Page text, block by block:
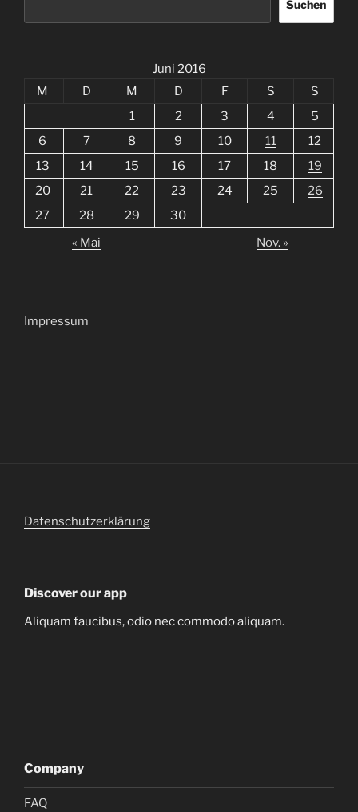
Suchen
Juni 2016
M
D M D F S
S
1
2 3 4
5
6
7 8 9 10 11
12
13
14 15 16 17 18
19
20
21 22 23 24 25
26
27
28 29
30
« Mai
Nov. »
Impressum
Datenschutzerklärung
Discover our app
Aliquam faucibus, odio nec commodo aliquam.
Company
FAQ